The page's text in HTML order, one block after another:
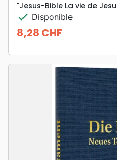
"Jesus-Bible La vie de
check Disponible
Prix
8,28 CHF